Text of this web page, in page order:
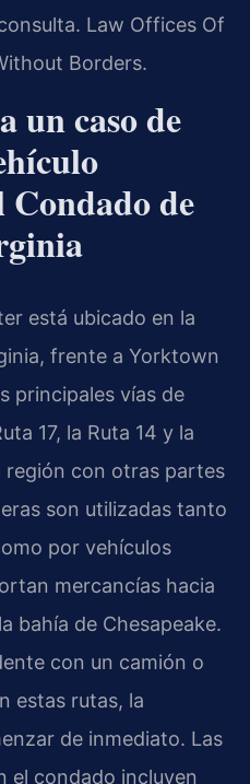
Law Offices Of
Borders.
un caso de
Condado de
está ubicado en la
frente a Yorktown
principales vías de
17, la Ruta 14 y la
región con otras partes
son utilizadas tanto
por vehículos
mercancías hacia
bahía de Chesapeake.
con un camión o
estas rutas, la
de inmediato. Las
el condado incluyen